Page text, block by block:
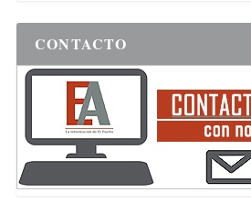
CONTACTO